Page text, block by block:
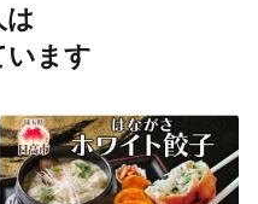
は
います